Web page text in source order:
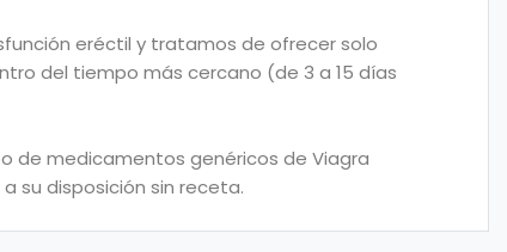
eréctil y tratamos de ofrecer solo
del tiempo más cercano (de 3 a 15 días
de medicamentos genéricos de Viagra
su disposición sin receta.